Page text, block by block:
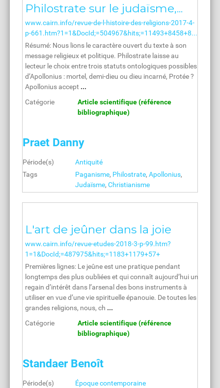
Philostrate sur le judaïsme,...
www.cairn.info/revue-de-l-histoire-des-religions-2017-4-
p-661.htm?1=1&DocId;=504967&hits;=11493+8458+8...
Résumé: Nous lions le caractère ouvert du texte à son
message religieux et politique. Philostrate laisse au
lecteur le choix entre trois statuts ontologiques possibles
d’Apollonius : mortel, demi-dieu ou dieu incarné, Protée ?
Apollonius accept ...
Catégorie
Article scientifique (référence
bibliographique)
Praet Danny
Période(s)
Antiquité
Tags
Paganisme, Philostrate, Apollonius,
Judaïsme, Christianisme
L'art de jeûner dans la joie
www.cairn.info/revue-etudes-2018-3-p-99.htm?
1=1&DocId;=487975&hits;=1183+1179+57+
Premières lignes: Le jeûne est une pratique pendant
longtemps des plus oubliées et qui connaît aujourd’hui un
regain d’intérêt dans l’arsenal des bons instruments à
utiliser en vue d’une vie spirituelle épanouie. De toutes les
grandes religions, nous, ch ...
Catégorie
Article scientifique (référence
bibliographique)
Standaer Benoît
Période(s)
Époque contemporaine